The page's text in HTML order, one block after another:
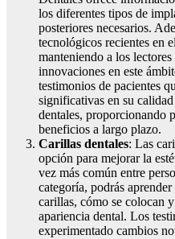
los diferentes tipos de
posteriores necesarios.
tecnológicos recientes en
manteniendo a los
innovaciones en este
testimonios de pacientes
significativas en su
dentales, proporcionando
beneficios a largo plazo.
Carillas dentales: Las
opción para mejorar la
vez más común entre
categoría, podrás
carillas, cómo se colocan
apariencia dental. Los
experimentado cambios